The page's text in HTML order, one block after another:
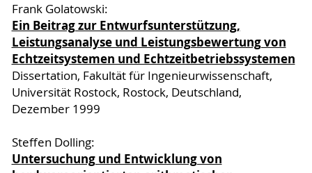
Frank Golatowski:
Ein Beitrag zur Entwurfsunterstützung,
Leistungsanalyse und Leistungsbewertung von
Echtzeitsystemen und Echtzeitbetriebssystemen
Dissertation, Fakultät für Ingenieurwissenschaft,
Universität Rostock, Rostock, Deutschland,
Dezember 1999
Steffen Dolling:
Untersuchung und Entwicklung von